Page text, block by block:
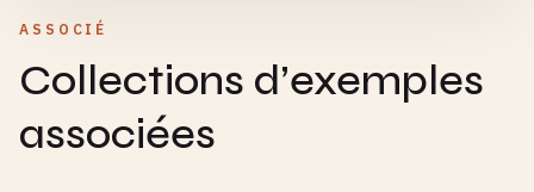
ASSOCIÉ
Collections d’exemples
associées